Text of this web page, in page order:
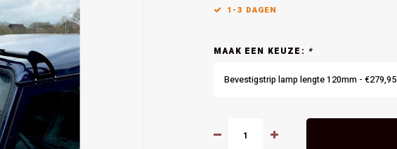
1-3 DAGEN
MAAK EEN KEUZE: *
Bevestigstrip lamp lengte 120mm - €279,95